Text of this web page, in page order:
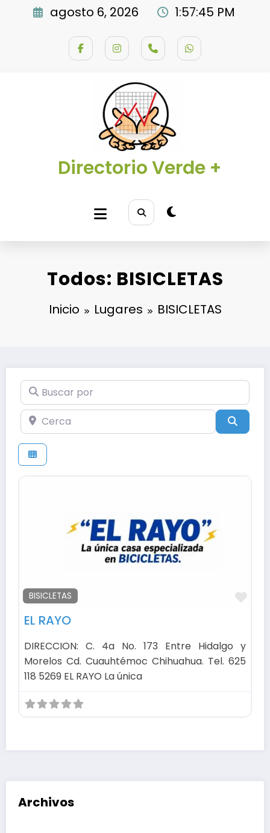
agosto 6, 2026 1:57:46 PM
Directorio Verde +
Todos: BISICLETAS
Inicio Lugares BISICLETAS
Buscar por
Cerca
BISICLETAS
EL RAYO
DIRECCION: C. 4a No. 173 Entre Hidalgo y
Morelos Cd. Cuauhtémoc Chihuahua. Tel. 625
118 5269 EL RAYO La única
Archivos